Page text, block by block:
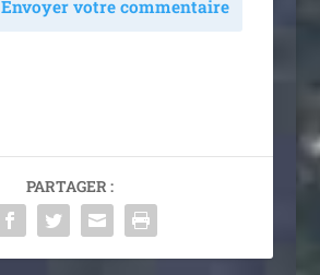
Envoyer votre commentaire
PARTAGER :